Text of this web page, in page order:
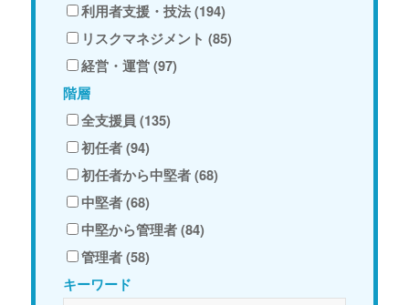
利用者支援・技法 (194)
リスクマネジメント (85)
経営・運営 (97)
階層
全支援員 (135)
初任者 (94)
初任者から中堅者 (68)
中堅者 (68)
中堅から管理者 (84)
管理者 (58)
キーワード